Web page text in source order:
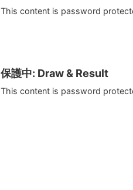
This content is password
保護中: Draw & Result
This content is password